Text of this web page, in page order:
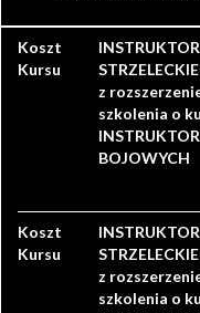
Koszt
Kursu
z
szkolenia o
BOJOWYCH
Koszt
Kursu
z
szkolenia o